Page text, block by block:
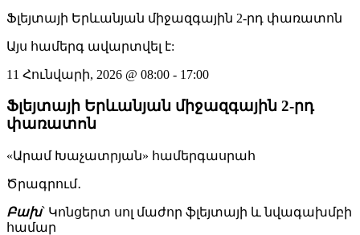
Ֆլեյտայի Երևանյան միջազգային 2-րդ փառատոն
Այս համերգ ավարտվել է:
11 Հունվարի, 2026 @ 08:00 - 17:00
Ֆլեյտայի Երևանյան միջազգային 2-րդ
փառատոն
«Արամ Խաչատրյան» համերգասրահ
Ծրագրում․
Բախ՝ Կոնցերտ սոլ մաժոր ֆլեյտայի և նվագախմբի
համար